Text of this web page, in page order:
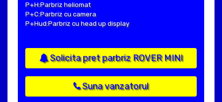
P+H:Parbriz heliomat
P+C:Parbriz cu camera
P+Hud:Parbriz cu head up display
Solicita pret parbriz ROVER MINI
Suna vanzatorul